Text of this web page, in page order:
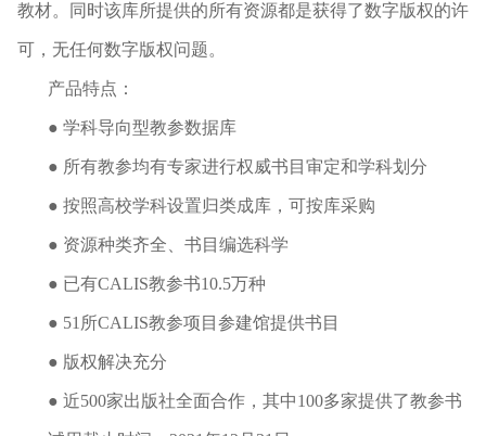
教材。同时该库所提供的所有资源都是获得了数字版权的许
可，无任何数字版权问题。
产品特点：
● 学科导向型教参数据库
● 所有教参均有专家进行权威书目审定和学科划分
● 按照高校学科设置归类成库，可按库采购
● 资源种类齐全、书目编选科学
● 已有CALIS教参书10.5万种
● 51所CALIS教参项目参建馆提供书目
● 版权解决充分
● 近500家出版社全面合作，其中100多家提供了教参书